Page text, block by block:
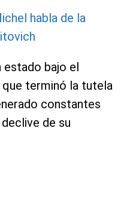
habla de la
estado bajo el
terminó la tutela
constantes
de su